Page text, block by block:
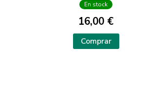
En stock
16,00 €
Comprar